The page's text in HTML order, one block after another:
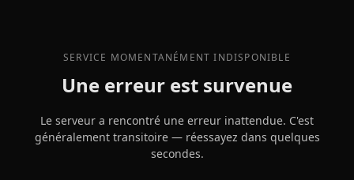
SERVICE MOMENTANÉMENT INDISPONIBLE
Une erreur est survenue
Le serveur a rencontré une erreur inattendue. C'est
généralement transitoire — réessayez dans quelques
secondes.